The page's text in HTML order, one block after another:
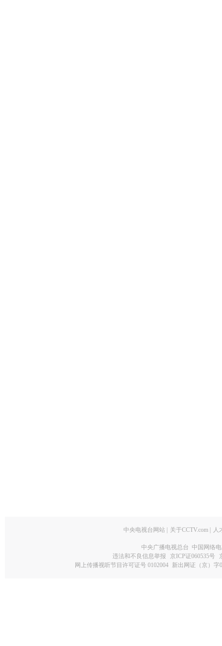
中央电视台网站 关于CCTV.com 人
中央广播电视总台 中国网络
违法和不良信息举报
京ICP证060535号
网上传播视听节目许可证号 0102004 新出网证（京）